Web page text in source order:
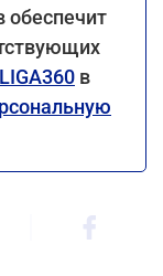
обеспечит
LIGA360 в